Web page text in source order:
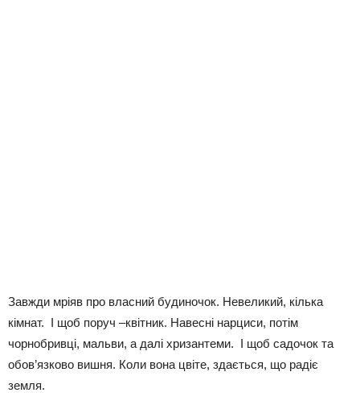
Завжди мріяв про власний будиночок. Невеликий, кілька
кімнат. І щоб поруч –квітник. Навесні нарциси, потім
чорнобривці, мальви, а далі хризантеми. І щоб садочок та
обов’язково вишня. Коли вона цвіте, здається, що радіє
земля.